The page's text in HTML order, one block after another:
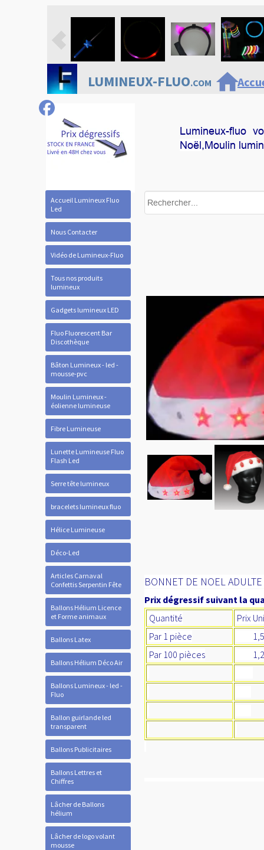
Accueil Lumineux Fluo
Led
Nous Contacter
Vidéo de Lumineux-Fluo
Tous nos produits
lumineux
Gadgets lumineux LED
Fluo Fluorescent Bar
Discothèque
Bâton Lumineux - led -
mousse-pvc
Moulin Lumineux -
éolienne lumineuse
Fibre Lumineuse
Lunette Lumineuse Fluo
Flash Led
Serre tête lumineux
bracelets lumineux fluo
Hélice Lumineuse
Déco-Led
Articles Carnaval
Confettis Serpentin Fête
Ballons Hélium Licence
et Forme animaux
Ballons Latex
Ballons Hélium Déco Air
Ballons Lumineux - led -
Fluo
Ballon guirlande led
transparent
Ballons Publicitaires
Ballons Lettres et
Chiffres
Lâcher de Ballons
hélium
Lâcher de logo volant
mousse
LUMINEUX-FLUO.COMhome
Lumineux-fluo
Noël,Moulin
BONNET DE NOEL
Prix dégressif suivant la
Quantité
Prix
Par 1 pièce
Par 100 pièces